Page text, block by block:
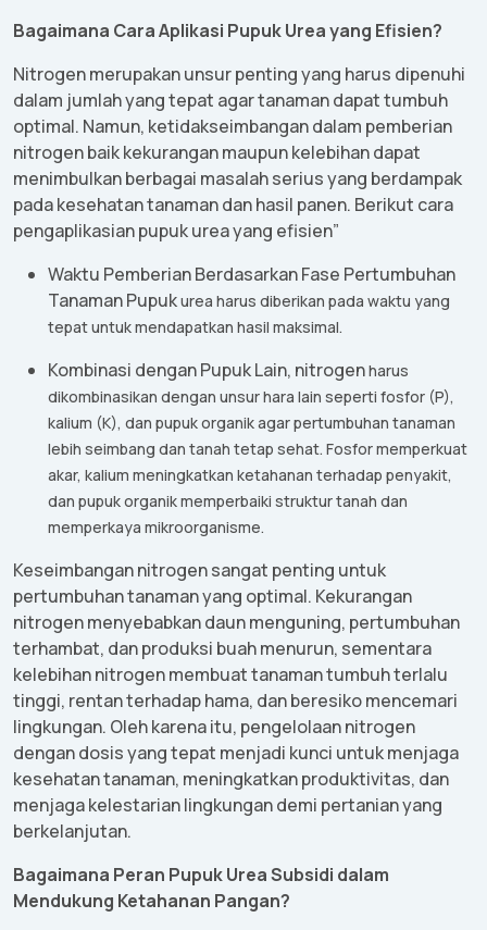
Bagaimana CaraAplikasi PupukUrea yang Efisien?
Nitrogenmerupakanunsurpentingyang harus dipenuhi
dalam jumlahyangtepat agartanamandapattumbuh
optimal. Namun, ketidakseimbangandalam pemberian
nitrogenbaikkekuranganmaupunkelebihandapat
menimbulkanberbagai masalahseriusyang berdampak
padakesehatantanamandanhasil panen. Berikut cara
pengaplikasianpupukurea yang efisien”
Waktu PemberianBerdasarkanFase Pertumbuhan
Tanaman Pupukurea harus diberikan pada waktu yang
tepatuntukmendapatkan hasil maksimal.
Kombinasi denganPupukLain, nitrogenharus
dikombinasikan dengan unsurhara lain seperti fosfor (P),
kalium (K), dan pupukorganikagarpertumbuhan tanaman
lebih seimbang dan tanah tetap sehat. Fosformemperkuat
akar, kalium meningkatkan ketahanan terhadap penyakit,
dan pupukorganikmemperbaiki strukturtanah dan
memperkaya mikroorganisme.
Keseimbangannitrogen sangat penting untuk
pertumbuhantanamanyang optimal. Kekurangan
nitrogenmenyebabkandaunmenguning, pertumbuhan
terhambat, danproduksi buahmenurun, sementara
kelebihannitrogenmembuattanamantumbuhterlalu
tinggi, rentanterhadaphama, danberesikomencemari
lingkungan. Olehkarenaitu, pengelolaannitrogen
dengandosisyangtepat menjadi kunci untukmenjaga
kesehatantanaman, meningkatkanproduktivitas, dan
menjagakelestarianlingkungandemi pertanianyang
berkelanjutan.
Bagaimana Peran PupukUreaSubsidi dalam
Mendukung Ketahanan Pangan?